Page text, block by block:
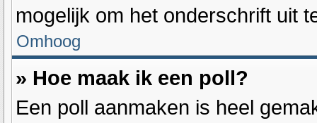
mogelijk om het onderschrift uit
Omhoog
» Hoe maak ik een poll?
Een poll aanmaken is heel